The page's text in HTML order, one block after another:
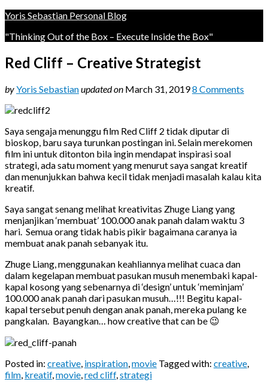
Yoris Sebastian Personal Blog
"Thinking Out of the Box – Execute Inside the Box"
Red Cliff – Creative Strategist
byYoris Sebastianupdated on March 31, 20198 Comments
Saya sengaja menunggu film Red Cliff 2 tidak diputar di
bioskop, baru saya turunkan postingan ini. Selain merekomen
film ini untuk ditonton bila ingin mendapat inspirasi soal
strategi, ada satu moment yang menurut saya sangat kreatif
dan menunjukkan bahwa kecil tidak menjadi masalah kalau kita
kreatif.
Saya sangat senang melihat kreativitas Zhuge Liang yang
menjanjikan ‘membuat’ 100.000 anak panah dalam waktu 3
hari. Semua orang tidak habis pikir bagaimana caranya ia
membuat anak panah sebanyak itu.
Zhuge Liang, menggunakan keahliannya melihat cuaca dan
dalam kegelapan membuat pasukan musuh menembaki kapal-
kapal kosong yang sebenarnya di ‘design’ untuk ‘meminjam’
100.000 anak panah dari pasukan musuh…!!! Begitu kapal-
kapal tersebut penuh dengan anak panah, mereka pulang ke
pangkalan. Bayangkan… how creative that can be 😉
Posted in: creative, inspiration,movie Tagged with: creative,
film, kreatif,movie,red cliff,strategi